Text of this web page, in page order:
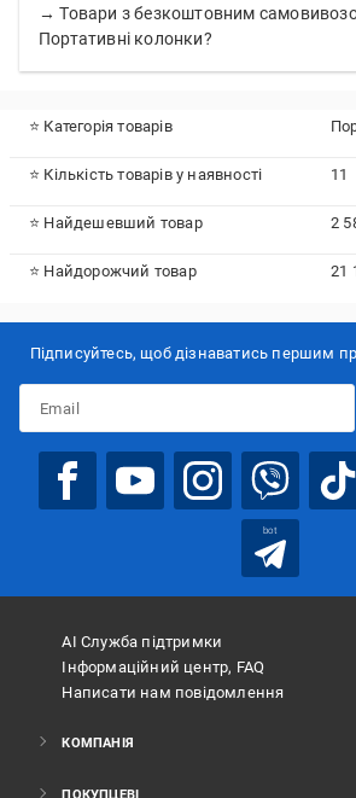
→ Товари з безкоштовним
Портативні колонки?
⭐ Категорія товарів
⭐ Кількість товарів у наявності 11
⭐ Найдешевший товар 2
⭐ Найдорожчий товар 21
Підписуйтесь, щоб дізнаватись першим
bot
АІ Служба підтримки
Інформаційний центр, FAQ
Написати нам повідомлення
КОМПАНІЯ